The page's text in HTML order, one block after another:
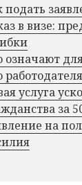
подать
в визе:
означают
услуга
за
на